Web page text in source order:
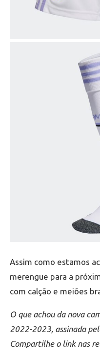
Assim como estamos
merengue para a
com calção e meiões
O que achou da nova
2022-2023, assinada
Compartilhe o link nas